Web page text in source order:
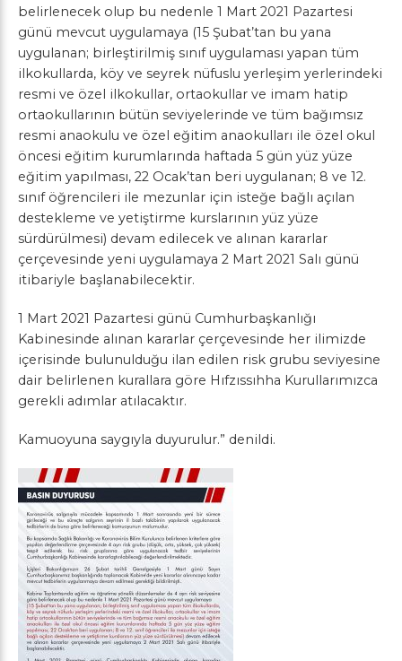
belirlenecek olup bu nedenle 1 Mart 2021 Pazartesi
günü mevcut uygulamaya (15 Şubat’tan bu yana
uygulanan; birleştirilmiş sınıf uygulaması yapan tüm
ilkokullarda, köy ve seyrek nüfuslu yerleşim yerlerindeki
resmi ve özel ilkokullar, ortaokullar ve imam hatip
ortaokullarının bütün seviyelerinde ve tüm bağımsız
resmi anaokulu ve özel eğitim anaokulları ile özel okul
öncesi eğitim kurumlarında haftada 5 gün yüz yüze
eğitim yapılması, 22 Ocak’tan beri uygulanan; 8 ve 12.
sınıf öğrencileri ile mezunlar için isteğe bağlı açılan
destekleme ve yetiştirme kurslarının yüz yüze
sürdürülmesi) devam edilecek ve alınan kararlar
çerçevesinde yeni uygulamaya 2 Mart 2021 Salı günü
itibariyle başlanabilecektir.
1 Mart 2021 Pazartesi günü Cumhurbaşkanlığı
Kabinesinde alınan kararlar çerçevesinde her ilimizde
içerisinde bulunulduğu ilan edilen risk grubu seviyesine
dair belirlenen kurallara göre Hıfzıssıhha Kurullarımızca
gerekli adımlar atılacaktır.
Kamuoyuna saygıyla duyurulur.” denildi.